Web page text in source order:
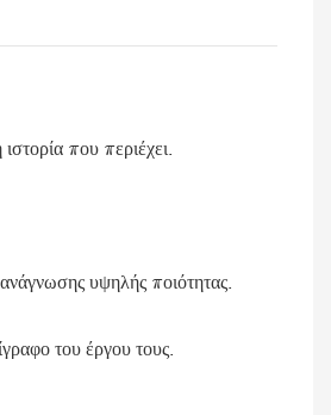
που περιέχει.
υψηλής ποιότητας.
του έργου τους.